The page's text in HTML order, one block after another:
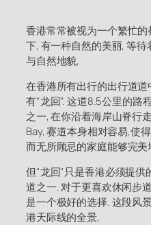
香港常常被视为一个繁忙
下, 有一种自然的美丽, 等
与自然地貌,
在香港所有出行的出行道
有"龙回". 这道8.5公里的路
之一, 在你沿着海岸山脊行
Bay, 赛道本身相对容易,使
而无所顾忌的家庭能够完美
但"龙回"只是香港必须提供
道之一. 对于更喜欢休闲步
是一个极好的选择. 这段风
港天际线的全景,